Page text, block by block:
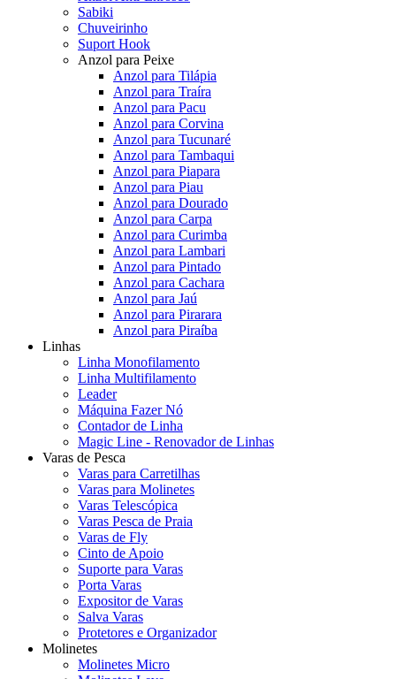
Sabiki
Chuveirinho
Suport Hook
Anzol para Peixe
Anzol para Tilápia
Anzol para Traíra
Anzol para Pacu
Anzol para Corvina
Anzol para Tucunaré
Anzol para Tambaqui
Anzol para Piapara
Anzol para Piau
Anzol para Dourado
Anzol para Carpa
Anzol para Curimba
Anzol para Lambari
Anzol para Pintado
Anzol para Cachara
Anzol para Jaú
Anzol para Pirarara
Anzol para Piraíba
Linhas
Linha Monofilamento
Linha Multifilamento
Leader
Máquina Fazer Nó
Contador de Linha
Magic Line - Renovador de Linhas
Varas de Pesca
Varas para Carretilhas
Varas para Molinetes
Varas Telescópica
Varas Pesca de Praia
Varas de Fly
Cinto de Apoio
Suporte para Varas
Porta Varas
Expositor de Varas
Salva Varas
Protetores e Organizador
Molinetes
Molinetes Micro